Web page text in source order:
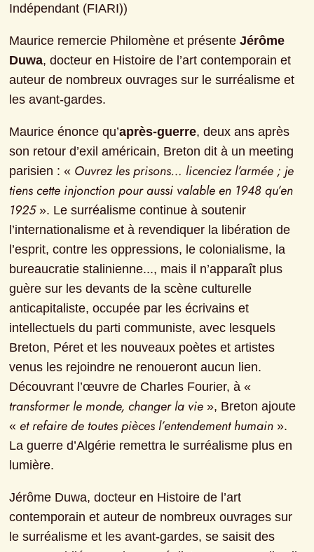
Indépendant (FIARI))
Maurice remercie Philomène et présente Jérôme
Duwa, docteur en Histoire de l’art contemporain et
auteur de nombreux ouvrages sur le surréalisme et
les avant-gardes.
Maurice énonce qu’après-guerre, deux ans après
son retour d’exil américain, Breton dit à un meeting
parisien : « Ouvrez les prisons… licenciez l’armée ; je
tiens cette injonction pour aussi valable en 1948 qu’en
1925 ». Le surréalisme continue à soutenir
l’internationalisme et à revendiquer la libération de
l’esprit, contre les oppressions, le colonialisme, la
bureaucratie stalinienne..., mais il n’apparaît plus
guère sur les devants de la scène culturelle
anticapitaliste, occupée par les écrivains et
intellectuels du parti communiste, avec lesquels
Breton, Péret et les nouveaux poètes et artistes
venus les rejoindre ne renoueront aucun lien.
transformer le monde, changer la vie », Breton ajoute
« et refaire de toutes pièces l’entendement humain ».
La guerre d’Algérie remettra le surréalisme plus en
lumière.
Jérôme Duwa, docteur en Histoire de l’art
contemporain et auteur de nombreux ouvrages sur
le surréalisme et les avant-gardes, se saisit des